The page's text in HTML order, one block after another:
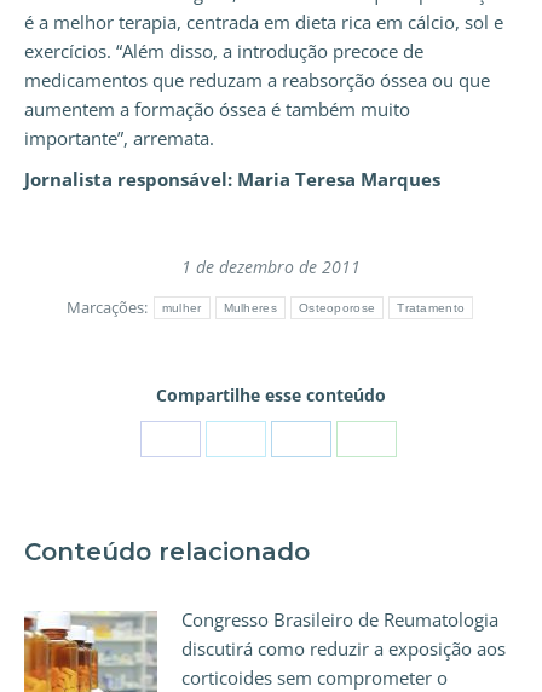
é a melhor terapia, centrada em dieta rica em cálcio, sol e
exercícios. “Além disso, a introdução precoce de
medicamentos que reduzam a reabsorção óssea ou que
aumentem a formação óssea é também muito
importante”, arremata.
Jornalista responsável: Maria Teresa Marques
1 de dezembro de 2011
Marcações: mulher Mulheres Osteoporose Tratamento
Compartilhe esse conteúdo
Conteúdo relacionado
Congresso Brasileiro de Reumatologia
discutirá como reduzir a exposição aos
corticoides sem comprometer o